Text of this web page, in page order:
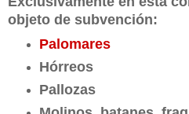
objeto de subvención:
Palomares
Hórreos
Pallozas